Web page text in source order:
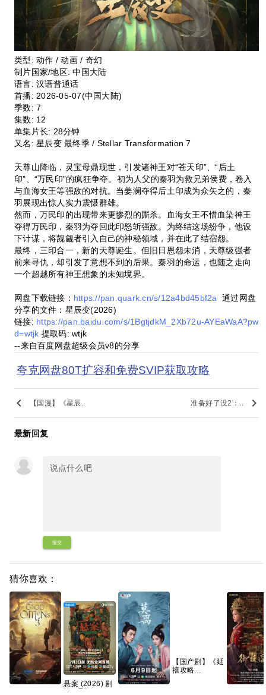
类型: 动作 / 动画 / 奇幻
制片国家/地区: 中国大陆
语言: 汉语普通话
首播: 2026-05-07(中国大陆)
季数: 7
集数: 12
单集片长: 28分钟
又名: 星辰变 最终季 / Stellar Transformation 7
天尊山降临，灵宝母鼎现世，引发诸神王对“苍天印”、“后土
印”、“万民印”的疯狂争夺。初为人父的秦羽为救兄弟侯费，卷入
与血海女王等强敌的对抗。当姜澜夺得后土印成为众矢之的，秦
羽展现出惊人实力震慑群雄。
然而，万民印的出现带来更惨烈的厮杀。血海女王不惜血染神王
夺得万民印，秦羽为夺回此印怒斩强敌。为终结这场纷争，他设
下计谋，将觊觎者引入自己的神秘领域，并在此了结宿怨。
最终，三印合一，新的天尊诞生。但旧日恩怨未消，天尊级强者
前来寻仇，却引发了意想不到的后果。秦羽的命运，也随之走向
一个超越所有神王想象的未知境界。
网盘下载链接： https://pan.quark.cn/s/12a4bd45bf2a 通过网盘
分享的文件：星辰变(2026)
链接: https://pan.baidu.com/s/1BgtjdkM_2Xb72u-AYEaWaA?pw
d=wtjk 提取码: wtjk
--来自百度网盘超级会员v8的分享
夸克网盘80T扩容和免费SVIP获取攻略
keyboard_arrow_left 【国漫】《星辰.. 准备好了没2：.. keyboard_arrow_right
最新回复
提交
猜你喜欢：
悬案 (2026) 剧
【国产剧】《延
禧攻略